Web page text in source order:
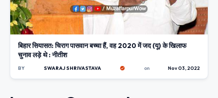
बिहार सियासत: चिराग पासवान बच्चा हैं, वह 2020 में जद (यू) के खिलाफ
चुनाव लड़े थे : नीतीश
BY SWARAJ SHRIVASTAVA on Nov 03, 2022